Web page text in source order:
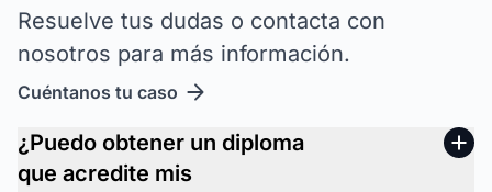
Resuelve tus dudas o contacta con
nosotros para más información.
Cuéntanos tu caso
¿Puedo obtener un diploma
que acredite mis